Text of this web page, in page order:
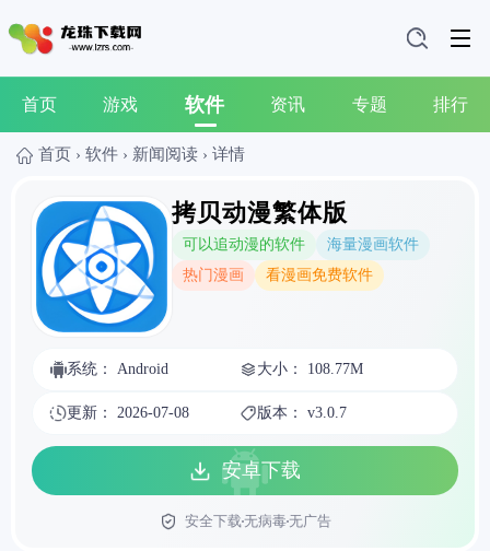
首页 游戏 软件 资讯 专题 排行
首页 › 软件 › 新闻阅读 › 详情
拷贝动漫繁体版
可以追动漫的软件
海量漫画软件
热门漫画
看漫画免费软件
系统： Android 大小： 108.77M
更新： 2026-07-08 版本： v3.0.7
安卓下载
安全下载无病毒无广告